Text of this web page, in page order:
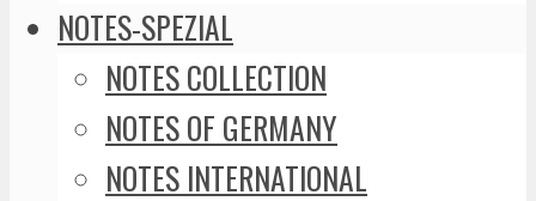
NOTES-SPEZIAL
NOTES COLLECTION
NOTES OF GERMANY
NOTES INTERNATIONAL